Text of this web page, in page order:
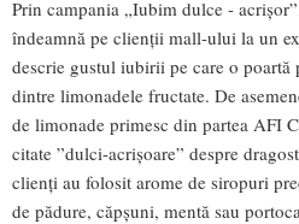
Prin campania „Iubim dulce -
îndeamnă pe clienții mall-ului la un
descrie gustul iubirii pe care o poartă
dintre limonadele fructate. De
de limonade primesc din partea AFI
citate ”dulci-acrișoare” despre
clienți au folosit arome de siropuri
de pădure, căpșuni, mentă sau